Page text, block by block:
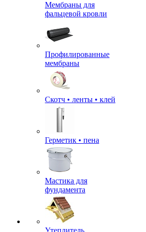
Мембраны для
фальцевой кровли
Профилированные
мембраны
Скотч • ленты • клей
Герметик • пена
Мастика для
фундамента
Утеплитель